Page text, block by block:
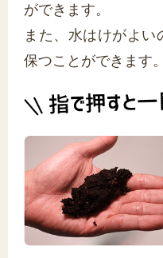
ができます。
また、水はけがよい
保つことができます。